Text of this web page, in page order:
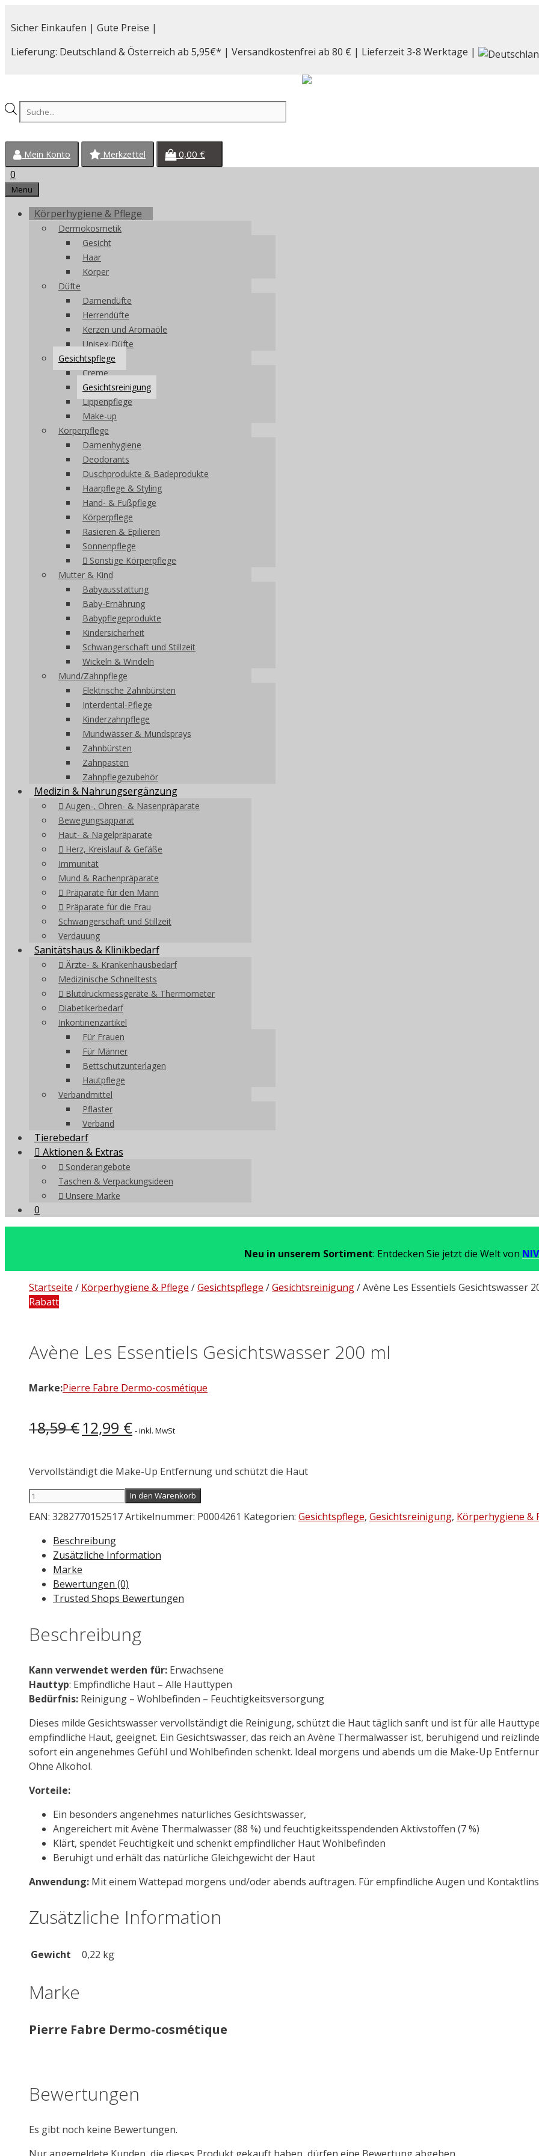
Inhalt
Sicher Einkaufen | Gute Preise |
Lieferung: Deutschland & Österreich ab 5,95€* | Versandkostenfrei ab 80 € | Lieferzeit 3-8 Werktage |
Products
search
Mein Konto Merkzettel 0,00 €
0
Menu
Körperhygiene & Pflege
Dermokosmetik
Gesicht
Haar
Körper
Düfte
Damendüfte
Herrendüfte
Kerzen und Aromaöle
Unisex-Düfte
Gesichtspflege
Creme
Gesichtsreinigung
Lippenpflege
Make-up
Körperpflege
Damenhygiene
Deodorants
Duschprodukte & Badeprodukte
Haarpflege & Styling
Hand- & Fußpflege
Körperpflege
Rasieren & Epilieren
Sonnenpflege
Sonstige Körperpflege
Mutter & Kind
Babyausstattung
Baby-Ernährung
Babypflegeprodukte
Kindersicherheit
Schwangerschaft und Stillzeit
Wickeln & Windeln
Mund/Zahnpflege
Elektrische Zahnbürsten
Interdental-Pflege
Kinderzahnpflege
Mundwässer & Mundsprays
Zahnbürsten
Zahnpasten
Zahnpflegezubehör
Medizin & Nahrungsergänzung
Augen-, Ohren- & Nasenpräparate
Bewegungsapparat
Haut- & Nagelpräparate
Herz, Kreislauf & Gefäße
Immunität
Mund & Rachenpräparate
Präparate für den Mann
Präparate für die Frau
Schwangerschaft und Stillzeit
Verdauung
Sanitätshaus & Klinikbedarf
Ärzte- & Krankenhausbedarf
Medizinische Schnelltests
Blutdruckmessgeräte & Thermometer
Diabetikerbedarf
Inkontinenzartikel
Für Frauen
Für Männer
Bettschutzunterlagen
Hautpflege
Verbandmittel
Pflaster
Verband
Tierebedarf
Aktionen & Extras
Sonderangebote
Taschen & Verpackungsideen
Unsere Marke
0
Neu in unserem Sortiment: Entdecken Sie jetzt die Welt von
Startseite / Körperhygiene & Pflege /Gesichtspflege /Gesichtsreinigung/ Avène Les Essentiels Gesichtswasser
Rabatt
Avène Les Essentiels Gesichtswasser 200 ml
Marke:Pierre Fabre Dermo-cosmétique
18,59€ Ursprünglicher
Preis
18,59 €
12,99 €Aktueller
Preis
12,99 €.
- inkl. MwSt
Vervollständigt die Make-Up Entfernung und schützt die Haut
Avène
Essentiels
Gesichtswasser
200
Menge
In den Warenkorb
EAN: 3282770152517Artikelnummer: P0004261 Kategorien: Gesichtspflege, Gesichtsreinigung, Körperhygiene &
Beschreibung
Zusätzliche Information
Marke
Bewertungen (0)
Trusted Shops Bewertungen
Beschreibung
Kann verwendet werden für: Erwachsene
Hauttyp: Empfindliche Haut – Alle Hauttypen
Bedürfnis: Reinigung – Wohlbefinden – Feuchtigkeitsversorgung
Dieses milde Gesichtswasser vervollständigt die Reinigung, schützt die Haut täglich sanft und ist für alle
empfindliche Haut, geeignet. Ein Gesichtswasser, das reich an Avène Thermalwasser ist, beruhigend und
sofort ein angenehmes Gefühl und Wohlbefinden schenkt. Ideal morgens und abends um die Make-Up
Ohne Alkohol.
Vorteile:
Ein besonders angenehmes natürliches Gesichtswasser,
Angereichert mit Avène Thermalwasser (88 %) und feuchtigkeitsspendenden Aktivstoffen (7 %)
Klärt, spendet Feuchtigkeit und schenkt empfindlicher Haut Wohlbefinden
Beruhigt und erhält das natürliche Gleichgewicht der Haut
Anwendung: Mit einem Wattepad morgens und/oder abends auftragen. Für empfindliche Augen und
Zusätzliche Information
Gewicht 0,22 kg
Marke
Pierre Fabre Dermo-cosmétique
Bewertungen
Es gibt noch keine Bewertungen.